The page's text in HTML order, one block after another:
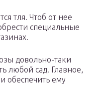
тля. Чтоб от нее
специальные
довольно-таки
любой сад. Главное,
обеспечить ему